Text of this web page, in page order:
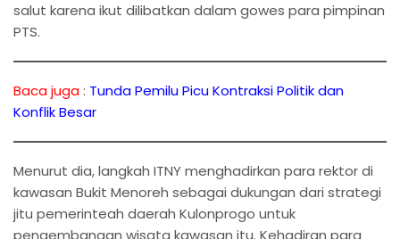
salut karena ikut dilibatkan dalam gowes para pimpinan
PTS.
Baca juga: Tunda Pemilu Picu Kontraksi Politik dan
Konflik Besar
Menurut dia, langkah ITNY menghadirkan para rektor di
kawasan Bukit Menoreh sebagai dukungan dari strategi
jitu pemerinteah daerah Kulonprogo untuk